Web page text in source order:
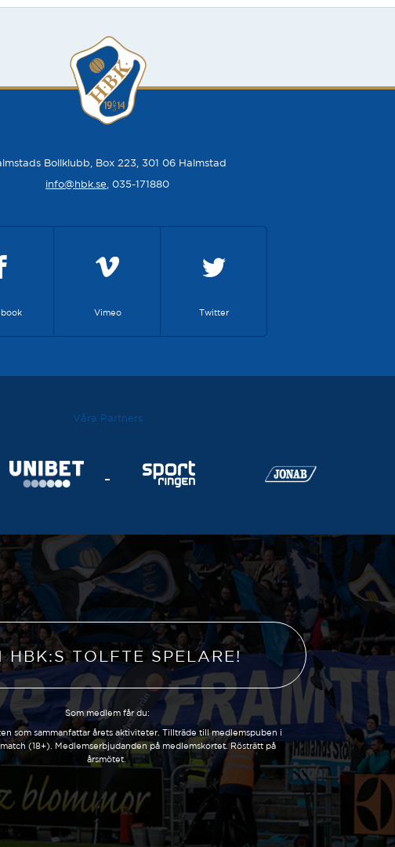
Bollklubb, Box 223, 301 06 Halmstad
info@hbk.se, 035-171880
Vimeo Twitter
Våra Partners
HBK:S TOLFTE SPELARE!
Som medlem får du:
som sammanfattar årets aktiviteter. Tillträde till medlemspuben i
(18+). Medlemserbjudanden på medlemskortet. Rösträtt på
årsmötet.